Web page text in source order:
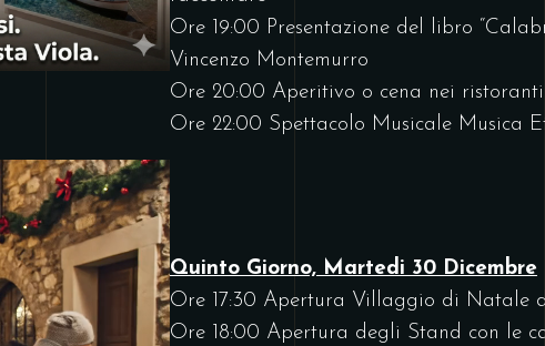
Ore 19:00 Presentazione del libro
Vincenzo Montemurro
Ore 20:00 Aperitivo o cena nei
Ore 22:00 Spettacolo Musicale Musica
Quinto Giorno, Martedi 30 Dicembre
Ore 17:30 Apertura Villaggio di Natale
Ore 18:00 Apertura degli Stand con le